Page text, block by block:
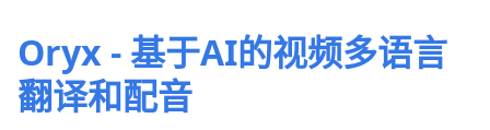
Oryx - 基于AI的视频多语言
翻译和配音